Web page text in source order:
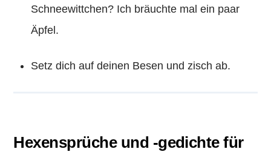
Schneewittchen? Ich bräuchte mal ein paar
Äpfel.
Setz dich auf deinen Besen und zisch ab.
Hexensprüche und -gedichte für